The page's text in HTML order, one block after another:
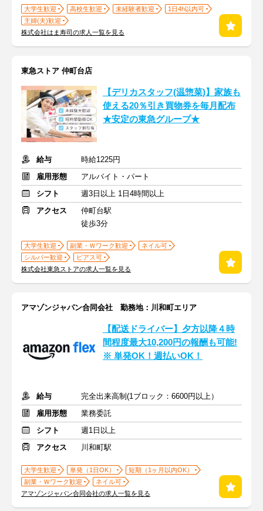
大学生歓迎 高校生歓迎 未経験者歓迎
1日4h以内可
主婦(夫)歓迎
株式会社はま寿司の求人一覧を見る
東急ストア 仲町台店
【デリカスタッフ(温惣菜)】家族も
使える20％引き買物券を毎月配布
★安定の東急グループ★
給与
時給1225円
雇用形態
アルバイト・パート
シフト
週3日以上 1日4時間以上
アクセス
仲町台駅
徒歩3分
大学生歓迎 副業・Ｗワーク歓迎
ネイル可
シルバー歓迎
ピアス可
株式会社東急ストアの求人一覧を見る
アマゾンジャパン合同会社 勤務地：川和町エリア
【配送ドライバー】夕方以降４時
間程度最大10,200円の報酬も可能!
※ 単発OK！週払いOK！
給与
完全出来高制(1ブロック：6600円以上）
雇用形態
業務委託
シフト
週1日以上
アクセス
川和町駅
大学生歓迎 単発（1日OK）
短期（1ヶ月以内OK）
副業・Ｗワーク歓迎
ネイル可
アマゾンジャパン合同会社の求人一覧を見る